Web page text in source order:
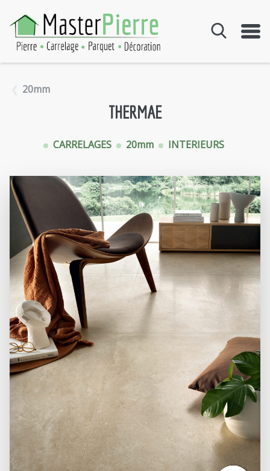
20mm
THERMAE
CARRELAGES 20mm INTERIEURS